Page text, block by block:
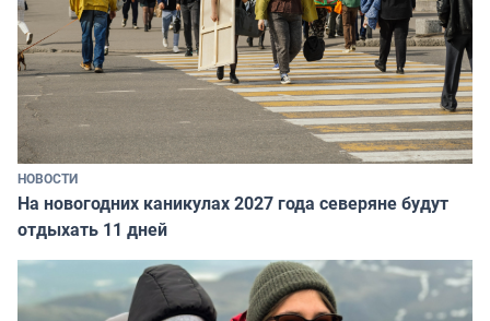
НОВОСТИ
На новогодних каникулах 2027 года северяне будут
отдыхать 11 дней